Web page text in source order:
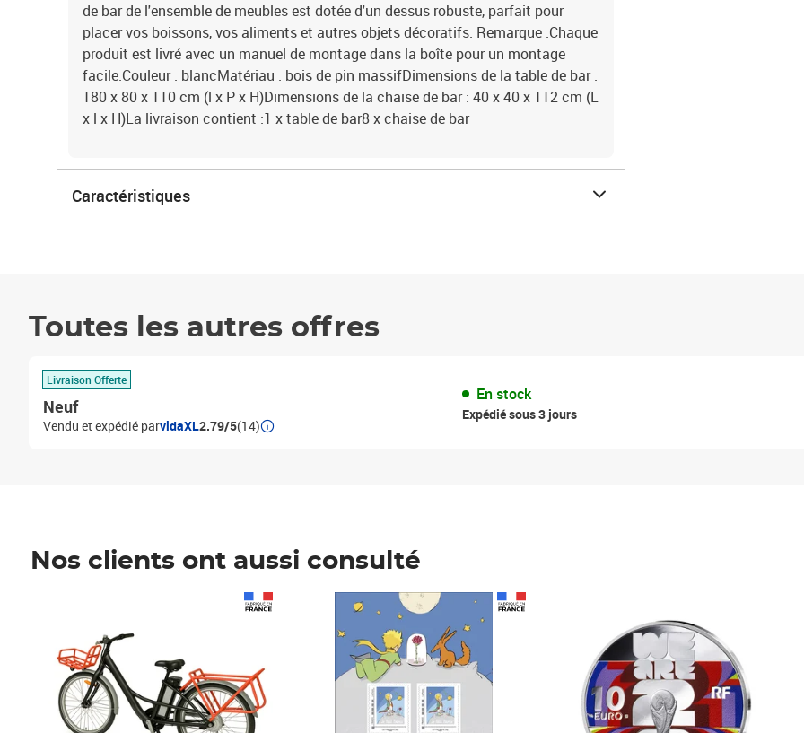
de bar de l'ensemble de meubles est dotée d'un dessus robuste, parfait pour
placer vos boissons, vos aliments et autres objets décoratifs. Remarque :Chaque
produit est livré avec un manuel de montage dans la boîte pour un montage
facile.Couleur : blancMatériau : bois de pin massifDimensions de la table de bar :
180 x 80 x 110 cm (l x P x H)Dimensions de la chaise de bar : 40 x 40 x 112 cm (L
x l x H)La livraison contient :1 x table de bar8 x chaise de bar
Caractéristiques
Toutes les autres offres
Livraison Offerte
Neuf
Vendu et expédié parvidaXL2.79/5(14)
En stock
Expédié sous 3 jours
Nos clients ont aussi consulté
Prix 7,50€